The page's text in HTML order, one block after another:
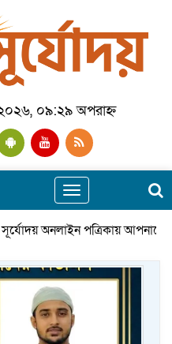
০৯:২৯ অপরাহ্ন
Toggle
navigation
অনলাইন পত্রিকায় আপনাকে